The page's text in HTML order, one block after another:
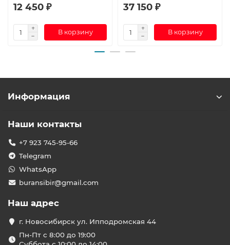
12 450 ₽
В корзину
37 150 ₽
В корзину
Информация
Наши контакты
+7 923 745-95-66
Telegram
WhatsApp
buransibir@gmail.com
Наш адрес
г. Новосибирск ул. Ипподромская 44
Пн-Пт с 8:00 до 19:00